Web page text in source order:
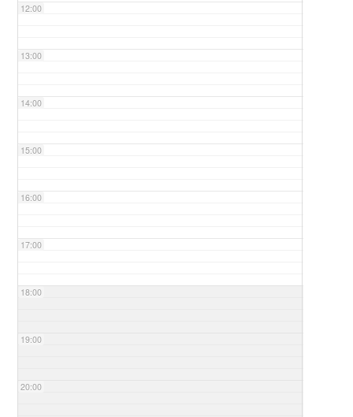
12:00
13:00
14:00
15:00
16:00
17:00
18:00
19:00
20:00